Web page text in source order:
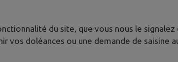
du site, que vous nous le signalez
vos doléances ou une demande de saisine